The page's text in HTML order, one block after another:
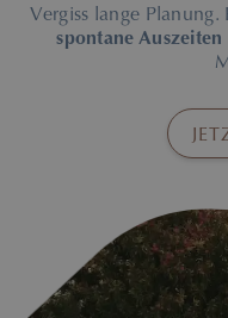
Vergiss lange
spontane